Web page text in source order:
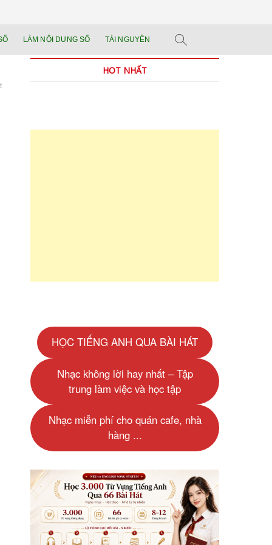
trong thời đại AI
LÀM NỘI DUNG SỐ TÀI NGUYÊN
HOT NHẤT
HỌC TIẾNG ANH QUA BÀI HÁT
Nhạc không lời hay nhất – Tập
trung làm việc và học tập
Nhạc miễn phí cho quán cafe, nhà
hàng ...